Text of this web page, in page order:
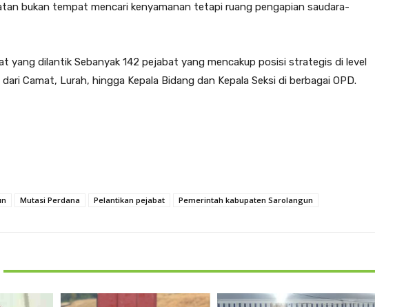
bukan tempat mencari kenyamanan tetapi ruang pengapian saudara-
yang dilantik Sebanyak 142 pejabat yang mencakup posisi strategis di level
Camat, Lurah, hingga Kepala Bidang dan Kepala Seksi di berbagai OPD.
Mutasi Perdana Pelantikan pejabat
Pemerintah kabupaten Sarolangun